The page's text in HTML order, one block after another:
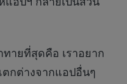
ายที่สุดคือ เราอยาก
กต่างจากแอปอื่นๆ